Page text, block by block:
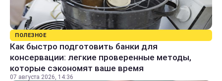
ПОЛЕЗНОЕ
Как быстро подготовить банки для
консервации: легкие проверенные методы,
которые сэкономят ваше время
07 августа 2026, 14:36